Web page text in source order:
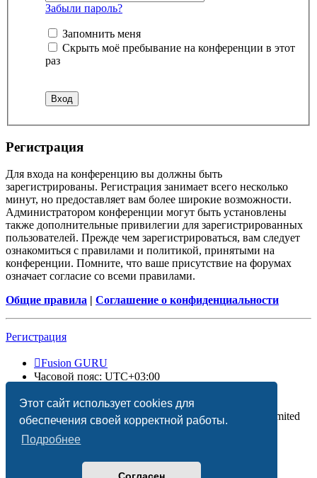
Этот сайт использует cookies для
обеспечения своей корректной работы.
Подробнее
Забыли пароль?
Запомнить меня
Скрыть моё пребывание на конференции в этот
раз
Регистрация
Для входа на конференцию вы должны быть
зарегистрированы. Регистрация занимает всего несколько
минут, но предоставляет вам более широкие возможности.
Администратором конференции могут быть установлены
также дополнительные привилегии для зарегистрированных
пользователей. Прежде чем зарегистрироваться, вам следует
ознакомиться с правилами и политикой, принятыми на
конференции. Помните, что ваше присутствие на форумах
означает согласие со всеми правилами.
Общие правила | Соглашение о конфиденциальности
Регистрация
Fusion GURU
Часовой пояс: UTC+03:00
Создано на основеphpBB® Forum Software © phpBB Limited